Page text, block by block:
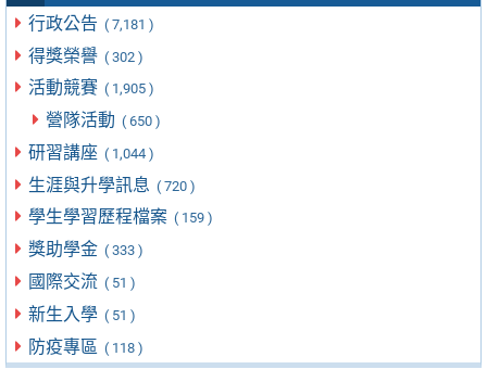
行政公告 ( 7,181 )
得獎榮譽 ( 302 )
活動競賽 ( 1,905 )
營隊活動 ( 650 )
研習講座 ( 1,044 )
生涯與升學訊息 ( 720 )
學生學習歷程檔案 ( 159 )
獎助學金 ( 333 )
國際交流 ( 51 )
新生入學 ( 51 )
防疫專區 ( 118 )